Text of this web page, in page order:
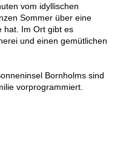
vom idyllischen
Sommer über eine
hat. Im Ort gibt es
und einen gemütlichen
Bornholms sind
vorprogrammiert.